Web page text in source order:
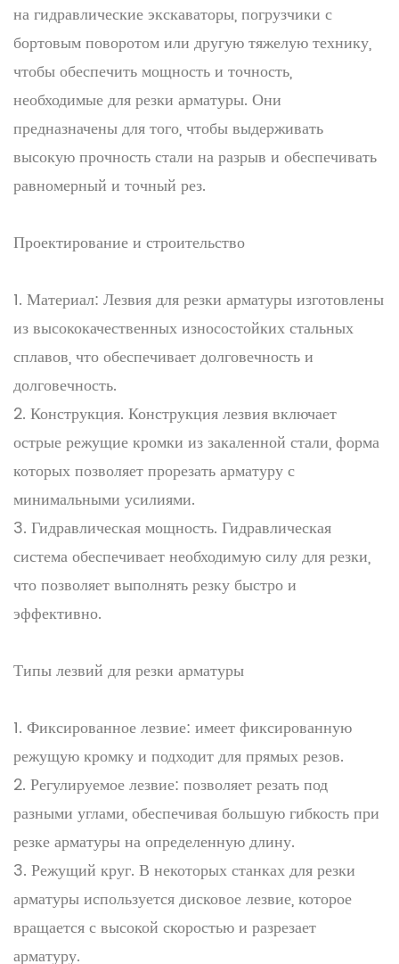
на гидравлические экскаваторы, погрузчики с
бортовым поворотом или другую тяжелую технику,
чтобы обеспечить мощность и точность,
необходимые для резки арматуры. Они
предназначены для того, чтобы выдерживать
высокую прочность стали на разрыв и обеспечивать
равномерный и точный рез.
Проектирование и строительство
1. Материал: Лезвия для резки арматуры изготовлены
из высококачественных износостойких стальных
сплавов, что обеспечивает долговечность и
долговечность.
2. Конструкция. Конструкция лезвия включает
острые режущие кромки из закаленной стали, форма
которых позволяет прорезать арматуру с
минимальными усилиями.
3. Гидравлическая мощность. Гидравлическая
система обеспечивает необходимую силу для резки,
что позволяет выполнять резку быстро и
эффективно.
Типы лезвий для резки арматуры
1. Фиксированное лезвие: имеет фиксированную
режущую кромку и подходит для прямых резов.
2. Регулируемое лезвие: позволяет резать под
разными углами, обеспечивая большую гибкость при
резке арматуры на определенную длину.
3. Режущий круг. В некоторых станках для резки
арматуры используется дисковое лезвие, которое
вращается с высокой скоростью и разрезает
арматуру.